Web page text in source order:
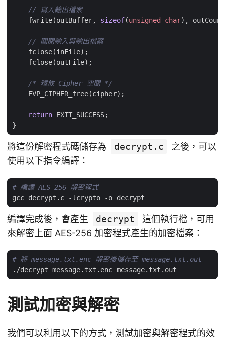
fwrite(outBuffer, sizeof(unsigned char), outCount
fclose(inFile);
fclose(outFile);
/* 釋放 Cipher 空間 */
EVP_CIPHER_free(cipher);
return EXIT_SUCCESS;
}
將這份解密程式碼儲存為 decrypt.c
之後，可以
使用以下指令編譯：
# 編譯 AES-256 解密程式
編譯完成後，會產生 decrypt
這個執行檔，可用
來解密上面 AES-256 加密程式產生的加密檔案：
# 將 message.txt.enc 解密後儲存至 message.txt.out
測試加密與解密
我們可以利用以下的方式，測試加密與解密程式的效